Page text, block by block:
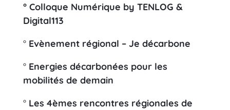
° Colloque Numérique by TENLOG &
Digital113
° Evènement régional – Je décarbone
° Energies décarbonées pour les
mobilités de demain
° Les 4èmes rencontres régionales de